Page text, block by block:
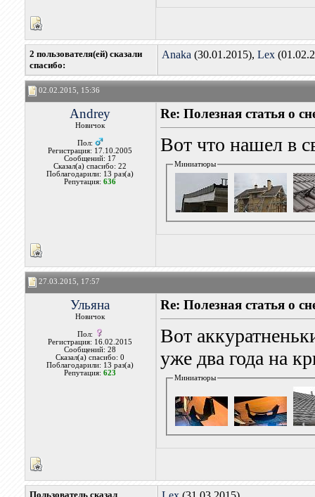
2 пользователя(ей) сказали
cпасибо:
Anaka (30.01.2015), Lex
02.02.2015, 15:36
Andrey
Новичок
Пол:
Регистрация: 17.10.2005
Сообщений: 17
Сказал(а) спасибо: 22
Поблагодарили: 13 раз(а)
Репутация:636
Re: Полезная статья о
Вот что нашел в
Миниатюры
27.03.2015, 17:57
Ульяна
Новичок
Пол:
Регистрация: 16.02.2015
Сообщений: 28
Сказал(а) спасибо: 0
Поблагодарили: 13 раз(а)
Репутация:623
Re: Полезная статья о
Вот
уже два года на
Миниатюры
Пользователь сказал